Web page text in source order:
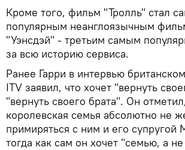
Кроме того, фильм "Тролль" стал
популярным неанглоязычным
"Уэнсдэй" - третьим самым
за всю историю сервиса.
Ранее Гарри в интервью
ITV заявил, что хочет "вернуть
"вернуть своего брата". Он
королевская семья абсолютно не
примиряться с ним и его супругой
тогда как сам он хочет "семью, а